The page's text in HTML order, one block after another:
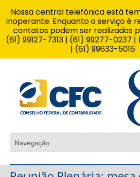
Nossa central telefônica está
inoperante. Enquanto o serviço é
contatos podem ser realizados
(61) 99127-7313 | (61) 99277-0237
| (61) 99633-5016